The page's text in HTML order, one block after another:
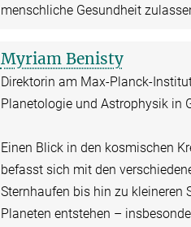
menschliche Gesundheit
Myriam Benisty
Direktorin am Max-Planck-
Planetologie und Astrophysik in
Einen Blick in den kosmischen
befasst sich mit den
Sternhaufen bis hin zu kleineren
Planeten entstehen –